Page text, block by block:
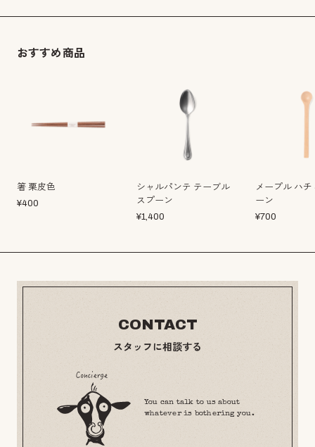
おすすめ商品
箸 栗皮色
¥400
シャルパンテ テーブル
スプーン
¥1,400
メープル ハ
ーン
¥700
CONTACT
スタッフに相談する
You can talk to us about
whatever is bothering you.